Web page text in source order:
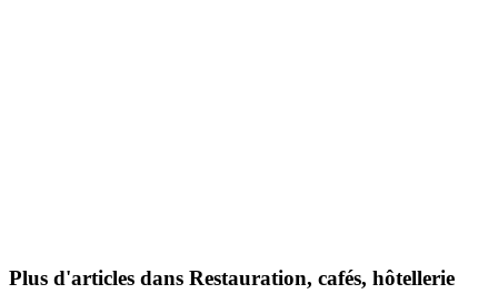
Plus d'articles dans Restauration, cafés, hôtellerie